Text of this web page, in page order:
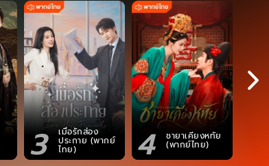
3 เมื่อรักส่อง
ประกาย (พากย์
ไทย) 4 ชายาเคียงหทัย
(พากย์ไทย) 5